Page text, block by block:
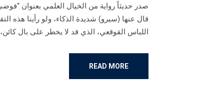
صدر حديثاً رواية من الخيال العلمي بعنوان
قال عنها (سيرو) شديدة الذكاء، ولو رأينا هذه
اللباس القوقعي، الذي قد لا يخطر على بال
READ MORE